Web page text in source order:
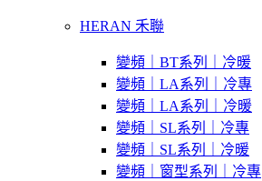
HERAN 禾聯
變頻｜BT系列｜冷暖
變頻｜LA系列｜冷專
變頻｜LA系列｜冷暖
變頻｜SL系列｜冷專
變頻｜SL系列｜冷暖
變頻｜窗型系列｜冷專